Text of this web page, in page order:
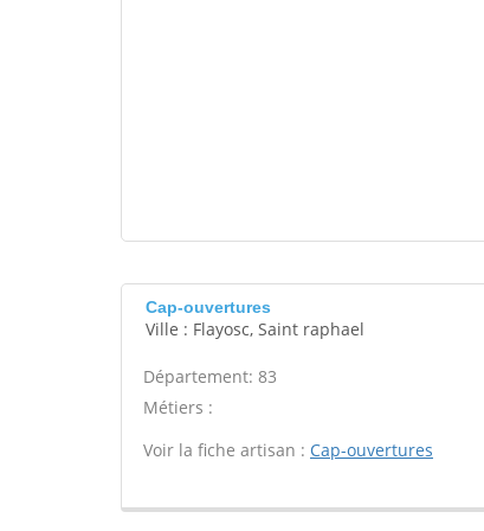
Cap-ouvertures
Ville : Flayosc, Saint raphael
Département: 83
Métiers :
Voir la fiche artisan : Cap-ouvertures